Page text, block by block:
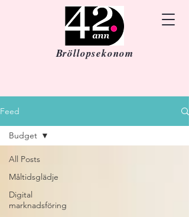
Bröllopsekonom
Feed
All Posts
Måltidsglädje
Digital
marknadsföring
Budget